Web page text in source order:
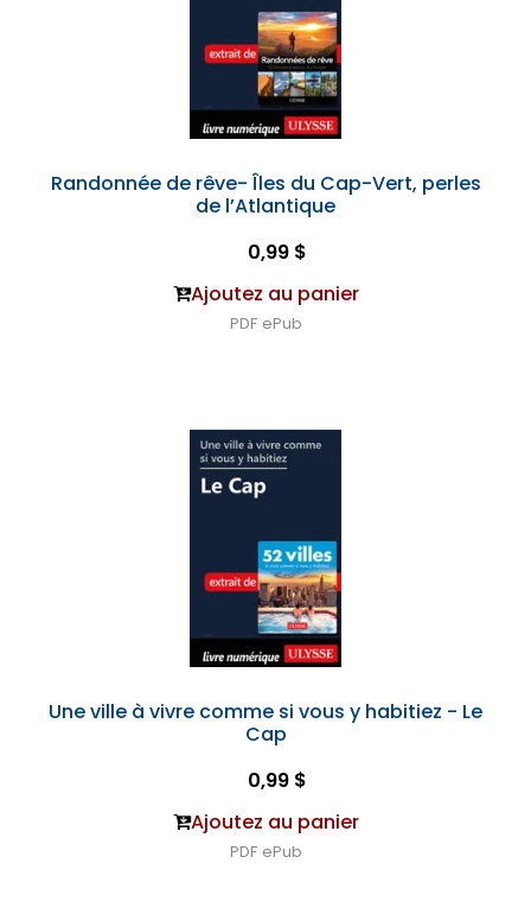
Randonnée de rêve- Îles du Cap-Vert, perles
de l’Atlantique
0,99 $
Ajoutez au panier
PDF ePub
Une ville à vivre comme si vous y habitiez - Le
Cap
0,99 $
Ajoutez au panier
PDF ePub